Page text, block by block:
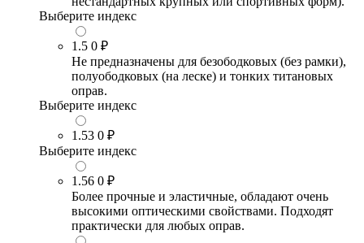
Выберите индекс
1.5 0 ₽
Не предназначены для безободковых (без рамки),
полуободковых (на леске) и тонких титановых
оправ.
Выберите индекс
1.53 0 ₽
Выберите индекс
1.56 0 ₽
Более прочные и эластичные, обладают очень
высокими оптическими свойствами. Подходят
практически для любых оправ.